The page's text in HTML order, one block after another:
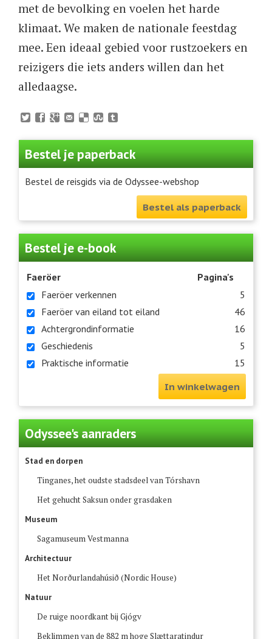
Bestel je paperback
Bestel de reisgids via de Odyssee-webshop
Bestel als paperback
Bestel je e-book
Faeröer
Pagina's
Faeröer verkennen
5
Faeröer van eiland tot eiland
46
Achtergrondinformatie
16
Geschiedenis
5
Praktische informatie
15
In winkelwagen
Odyssee's aanraders
Stad en dorpen
Tinganes, het oudste stadsdeel van Tórshavn
Het gehucht Saksun onder grasdaken
Museum
Sagamuseum Vestmanna
Architectuur
Het Norðurlandahúsið (Nordic House)
Natuur
De ruige noordkant bij Gjógv
Beklimmen van de 882 m hoge Slættaratindur
met de bevolking en voelen het harde
klimaat. We maken de nationale feestdag
mee. Een ideaal gebied voor rustzoekers en
reizigers die iets anders willen dan het
alledaagse.